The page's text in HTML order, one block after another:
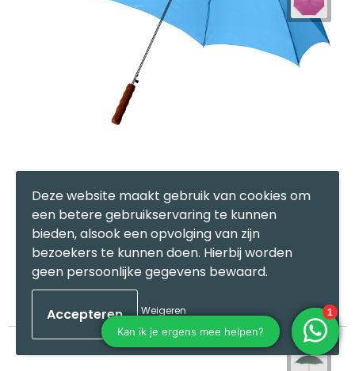
34326op voorraad
Polyester
€ 3,02
Deze website maakt gebruik van cookies om
een betere gebruikservaring te kunnen
bieden, alsook een opvolging van zijn
bezoekers te kunnen doen. Hierbij worden
geen persoonlijke gegevens bewaard.
Weigeren